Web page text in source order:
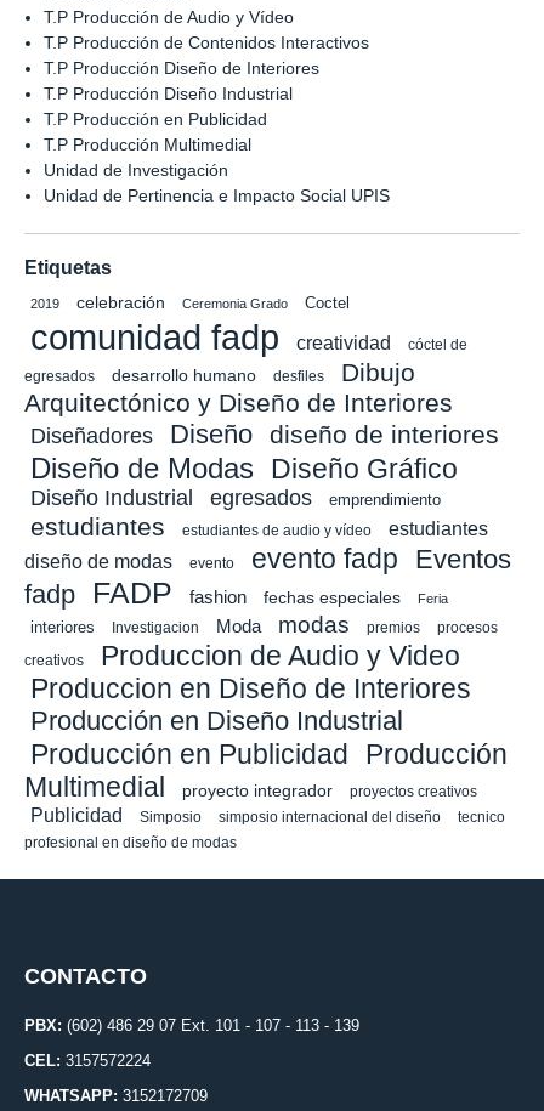
T.P Producción de Audio y Vídeo
T.P Producción de Contenidos Interactivos
T.P Producción Diseño de Interiores
T.P Producción Diseño Industrial
T.P Producción en Publicidad
T.P Producción Multimedial
Unidad de Investigación
Unidad de Pertinencia e Impacto Social UPIS
Etiquetas
2019 celebración Ceremonia Grado Coctel
comunidad fadp creatividad
cóctel de
egresados
desarrollo humano desfiles
Dibujo
Arquitectónico y Diseño de Interiores
Diseñadores Diseño diseño de interiores
Diseño de Modas Diseño Gráfico
Diseño Industrial egresados emprendimiento
estudiantes estudiantes de audio y vídeo
estudiantes
diseño de modas
evento evento fadp
Eventos
fadp
FADP fashion fechas especiales Feria
interiores Investigacion Moda modas premios procesos
creativos Produccion de Audio y Video
Produccion en Diseño de Interiores
Producción en Diseño Industrial
Producción en Publicidad
Producción
Multimedial
proyecto integrador proyectos creativos
Publicidad Simposio simposio internacional del diseño
tecnico
profesional en diseño de modas
CONTACTO
PBX: (602) 486 29 07 Ext. 101 - 107 - 113 - 139
CEL: 3157572224
WHATSAPP: 3152172709